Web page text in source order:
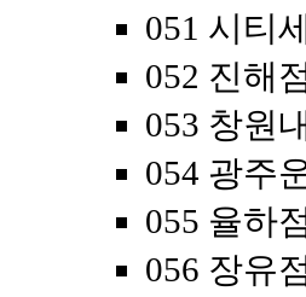
051 시티
052 진해
053 창원
054 광주
055 율하
056 장유